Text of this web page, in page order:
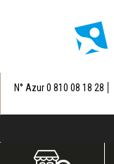
N° Azur 0 810 08 18 28